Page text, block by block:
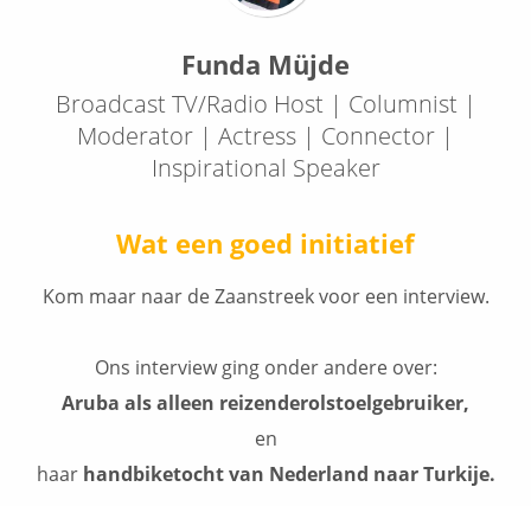
Funda Müjde
Broadcast TV/Radio Host | Columnist |
Moderator | Actress | Connector |
Inspirational Speaker
Wat een goed initiatief
Kom maar naar de Zaanstreek voor een interview.
Ons interview ging onder andere over:
Aruba als alleen reizenderolstoelgebruiker,
en
haar handbiketocht van Nederland naar Turkije.